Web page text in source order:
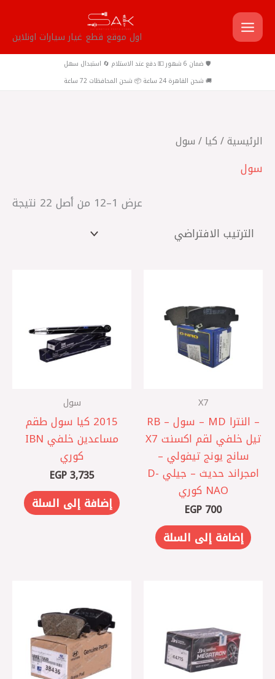
تخطي
إلى
المحتوى
اول موقع قطع غيار سيارات اونلاين
🛡️ ضمان 6 شهور 💵 دفع عند الاستلام 🔄 استبدال سهل
🚚 شحن القاهرة 24 ساعة 📦 شحن المحافظات 72 ساعة
الرئيسية/ كيا / سول
سول
عرض 1–12 من أصل 22 نتيجة
X7
– النترا MD – سول – RB
‎تيل خلفي لقم اكسنت X7
سانج يونج تيفولي –
امجراند حديث – جيلي D-
NAO كوري
EGP 700
إضافة إلى السلة
سول
2015 ‎كيا سول‎ ‎طقم
مساعدين خلفي IBN
كوري
EGP3,735
إضافة إلى السلة